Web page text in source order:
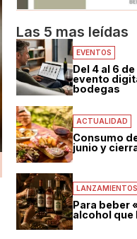
Las 5 mas leídas
EVENTOS
Del 4 al 6
evento
bodegas
ACTUALIDAD
Consumo
junio y
LANZAMIENTOS
Para beber
alcohol que